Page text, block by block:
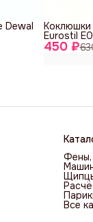
Dewal
450 ₽
Коклюшки
Eurostil
Фены,
Все